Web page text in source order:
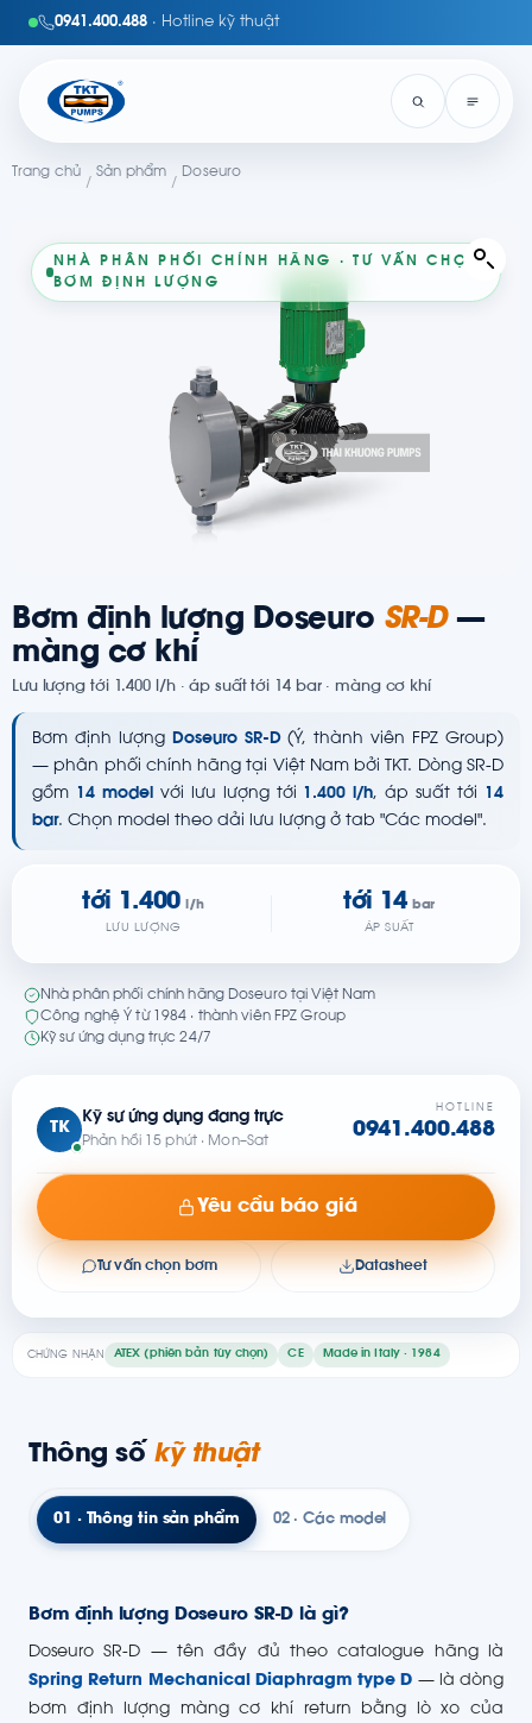
0941.400.488 · Hotline kỹ thuật
Trang chủ
/
Sản phẩm
/
Doseuro
NHÀ PHÂN PHỐI CHÍNH HÃNG · TƯ VẤN CHỌN
BƠM ĐỊNH LƯỢNG
CHỨNG NHẬN ATEX (phiên bản tùy chọn) CE Made in Italy · 1984
Bơm định lượng Doseuro SR-D—
màng cơ khí
Lưu lượng tới 1.400 l/h · áp suất tới 14 bar · màng cơ khí
Bơm định lượng Doseuro SR-D(Ý, thành viên FPZ Group)
— phân phối chính hãng tại Việt Nam bởi TKT. Dòng SR-D
gồm
14 modelvới lưu lượng tới 1.400 l/h, áp suất tới
14
bar. Chọn model theo dải lưu lượng ở tab "Các model".
tới 1.400 l/h
LƯU LƯỢNG
tới 14 bar
ÁP SUẤT
Nhà phân phối chính hãng Doseuro tại Việt Nam
Công nghệ Ý từ 1984 · thành viên FPZ Group
Kỹ sư ứng dụng trực 24/7
TK
Kỹ sư ứng dụng đang trực
Phản hồi 15 phút · Mon–Sat
HOTLINE
0941.400.488
Yêu cầu báo giá
Tư vấn chọn bơm Datasheet
Thông số kỹ thuật
01 · Thông tin sản phẩm 02 · Các model
Bơm định lượng Doseuro SR-D là gì?
Doseuro SR-D — tên đầy đủ theo catalogue hãng là
Spring Return Mechanical Diaphragm type D — là dòng
bơm định lượng màng cơ khí return bằng lò xo của